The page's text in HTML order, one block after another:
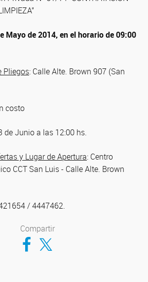
Mayo de 2014, en el horario de 09:00
Pliegos: Calle Alte. Brown 907 (San
costo
de Junio a las 12:00 hs.
y Lugar de Apertura: Centro
CCT San Luis - Calle Alte. Brown
/ 4447462.
Compartir
Compartir en Facebook
Compartir en Twitter